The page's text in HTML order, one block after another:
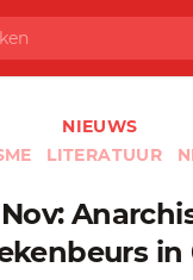
NIEUWS
LITERATUUR
in